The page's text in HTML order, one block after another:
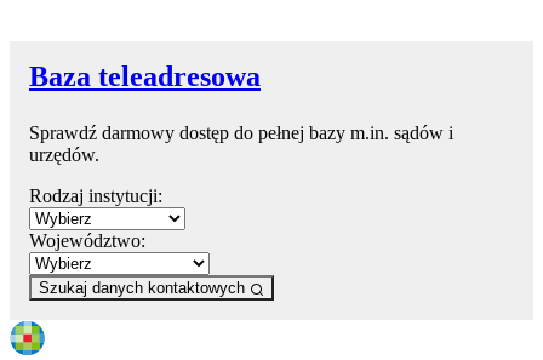
Baza teleadresowa
Sprawdź darmowy dostęp do pełnej bazy m.in. sądów i
urzędów.
Rodzaj instytucji:
Województwo:
Szukaj danych kontaktowych